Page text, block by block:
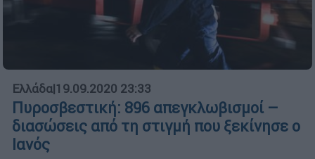
Ελλάδα|19.09.2020 23:33
Πυροσβεστική: 896 απεγκλωβισμοί –
διασώσεις από τη στιγμή που ξεκίνησε ο
Ιανός